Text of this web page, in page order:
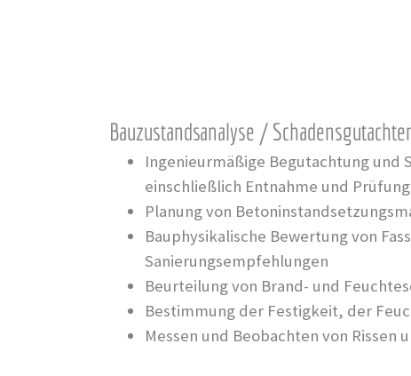
Bauzustandsanalyse /
Ingenieurmäßige Begutachtung und
einschließlich Entnahme und
Planung von
Bauphysikalische Bewertung von
Sanierungsempfehlungen
Beurteilung von Brand- und
Bestimmung der Festigkeit, der
Messen und Beobachten von Rissen